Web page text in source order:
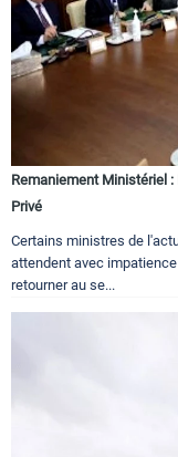
Remaniement Ministériel
Privé
Certains ministres de
attendent avec
retourner au se...